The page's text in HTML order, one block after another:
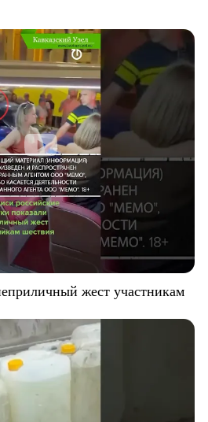
жест участникам